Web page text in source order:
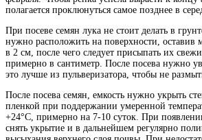
полагается проклюнуться самое позднее в
При посеве семян лука не стоит делать в
нужно расположить на поверхности, оставив
в 2 см, после чего следует присыпать их
примерно в сантиметр. После посева нужно
это лучше из пульверизатора, чтобы не
После посева семян, емкость нужно укрыть
пленкой при поддержании умеренной
+24°С, примерно на 7-10 суток. При
снять укрытие и в дальнейшем регулярно